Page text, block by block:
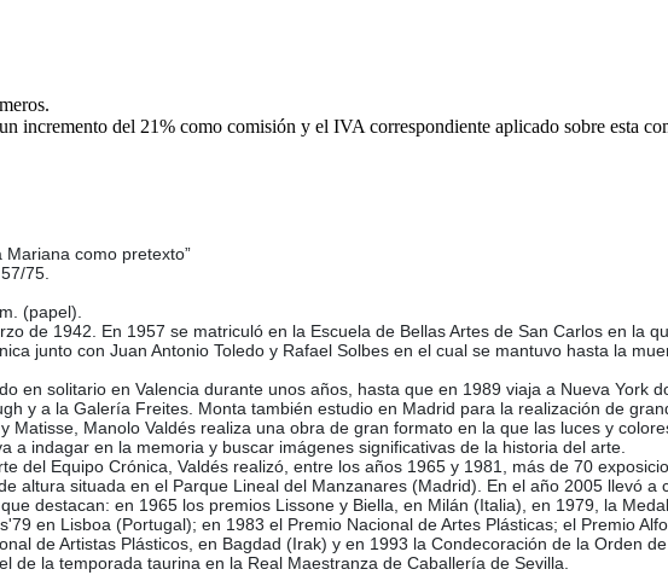
incremento del 21% como comisión y el IVA correspondiente aplicado sobre esta
Mariana como pretexto”
75.
(papel).
de 1942. En 1957 se matriculó en la Escuela de Bellas Artes de San Carlos en la
junto con Juan Antonio Toledo y Rafael Solbes en el cual se mantuvo hasta la
en solitario en Valencia durante unos años, hasta que en 1989 viaja a Nueva
y a la Galería Freites. Monta también estudio en Madrid para la realización de
Matisse, Manolo Valdés realiza una obra de gran formato en la que las luces y
a indagar en la memoria y buscar imágenes significativas de la historia del arte.
del Equipo Crónica, Valdés realizó, entre los años 1965 y 1981, más de 70
altura situada en el Parque Lineal del Manzanares (Madrid). En el año 2005 llevó
destacan: en 1965 los premios Lissone y Biella, en Milán (Italia), en 1979, la
en Lisboa (Portugal); en 1983 el Premio Nacional de Artes Plásticas; el Premio
de Artistas Plásticos, en Bagdad (Irak) y en 1993 la Condecoración de la Orden
de la temporada taurina en la Real Maestranza de Caballería de Sevilla.